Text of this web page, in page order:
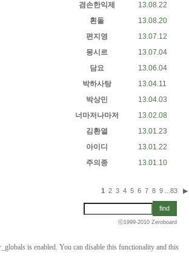
겸손한익제
13.08.22
흰돌
13.08.20
편지영
13.07.12
몽시르
13.07.04
담요
13.06.04
박하사탕
13.04.11
박상민
13.04.03
너마저나마저
13.02.08
김환열
13.01.23
아이디
13.01.22
주의종 13.01.10
1 2 3 4 5 6 7 8 9 83 ▶
ⓒ1999-2010 Zeroboard
is enabled. You can disable this functionality and this